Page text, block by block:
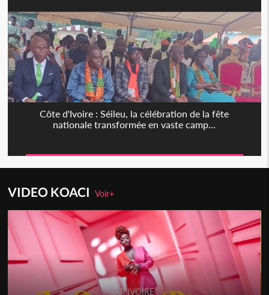
Côte d'Ivoire : Séileu, la célébration de la fête
nationale transformée en vaste camp...
VIDEO KOACIVoir+
RAP IVOIRE